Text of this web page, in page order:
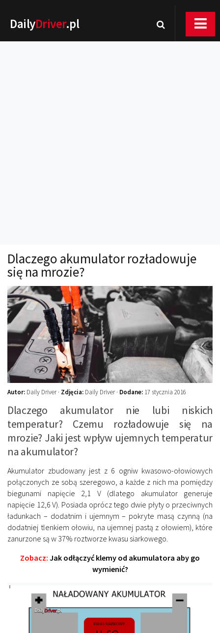
DailyDriver.pl
Technika jazdy
Oświetlenie
Kalkulatory
Przelicznik mocy
Auto z niemiec
Galerie
Dlaczego akumulator rozładowuje
się na mrozie?
Autor: Daily Driver · Zdjęcia: Daily Driver · Dodane: 17 stycznia 2016
Dlaczego akumulator nie lubi niskich
temperatur? Czemu rozładowuje się na
mrozie? Jaki jest wpływ ujemnych temperatur
na akumulator?
Akumulator zbudowany jest z 6 ogniw kwasowo-ołowiowych
połączonych ze sobą szeregowo, a każde z nich ma pomiędzy
biegunami napięcie 2,1 V (dlatego akumulator generuje
napięcie 12,6 V). Posiada oprócz tego dwie płyty o przeciwnych
ładunkach – dodatnim i ujemnym – pokryte masą czynną (na
dodatniej tlenkiem ołowiu, na ujemnej pastą z ołowiem), które
zanurzone są w 37% roztworze kwasu siarkowego.
Zobacz: Jak odłączyć klemy od akumulatora aby go
wymienić?